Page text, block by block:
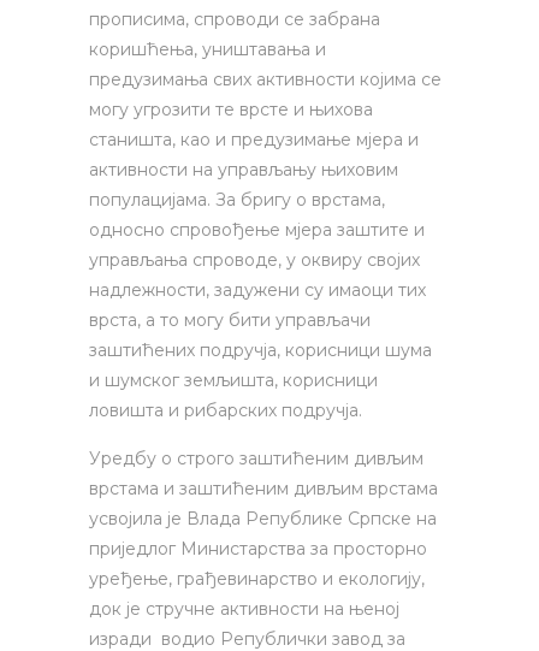
прописима, спроводи се забрана
коришћења, уништавања и
предузимања свих активности којима се
могу угрозити те врсте и њихова
станишта, као и предузимање мјера и
активности на управљању њиховим
популацијама. За бригу о врстама,
односно спровођење мјера заштите и
управљања спроводе, у оквиру својих
надлежности, задужени су имаоци тих
врста, а то могу бити управљачи
заштићених подручја, корисници шума
и шумског земљишта, корисници
ловишта и рибарских подручја.
Уредбу о строго заштићеним дивљим
врстама и заштићеним дивљим врстама
усвојила је Влада Републике Српске на
приједлог Министарства за просторно
уређење, грађевинарство и екологију,
док је стручне активности на њеној
изради водио Републички завод за